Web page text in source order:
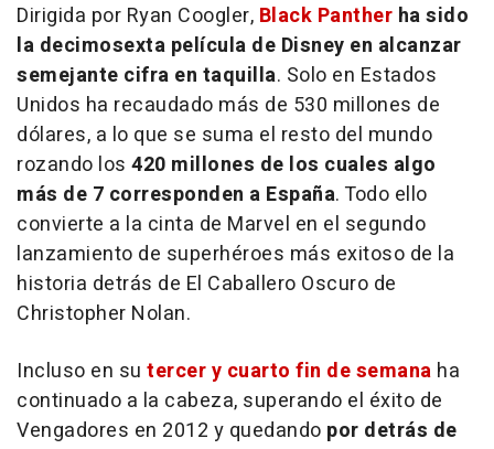
Dirigida por Ryan Coogler, Black Panther ha sido
la decimosexta película de Disney en alcanzar
semejante cifra en taquilla. Solo en Estados
Unidos ha recaudado más de 530 millones de
dólares, a lo que se suma el resto del mundo
rozando los 420 millones de los cuales algo
más de 7 corresponden a España. Todo ello
convierte a la cinta de Marvel en el segundo
lanzamiento de superhéroes más exitoso de la
historia detrás de El Caballero Oscuro de
Christopher Nolan.
Incluso en su tercer y cuarto fin de semana ha
continuado a la cabeza, superando el éxito de
Vengadores en 2012 y quedando por detrás de